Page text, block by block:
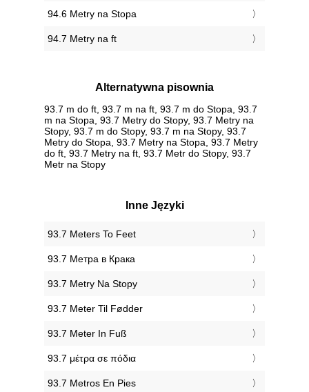
94.6 Metry na Stopa
94.7 Metry na ft
Alternatywna pisownia
93.7 m do ft, 93.7 m na ft, 93.7 m do Stopa, 93.7
m na Stopa, 93.7 Metry do Stopy, 93.7 Metry na
Stopy, 93.7 m do Stopy, 93.7 m na Stopy, 93.7
Metry do Stopa, 93.7 Metry na Stopa, 93.7 Metry
do ft, 93.7 Metry na ft, 93.7 Metr do Stopy, 93.7
Metr na Stopy
Inne Języki
‎93.7 Meters To Feet
‎93.7 Метра в Крака
‎93.7 Metry Na Stopy
‎93.7 Meter Til Fødder
‎93.7 Meter In Fuß
‎93.7 μέτρα σε πόδια
‎93.7 Metros En Pies